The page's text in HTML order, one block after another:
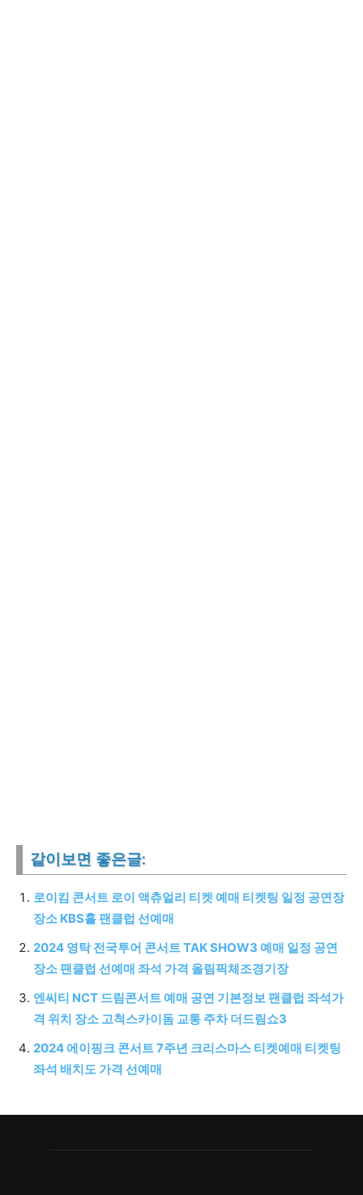
같이보면 좋은글:
로이킴 콘서트 로이 액츄얼리 티켓 예매 티켓팅 일정 공연장
장소 KBS홀 팬클럽 선예매
2024 영탁 전국투어 콘서트 TAK SHOW3 예매 일정 공연
장소 팬클럽 선예매 좌석 가격 올림픽체조경기장
엔씨티 NCT 드림콘서트 예매 공연 기본정보 팬클럽 좌석가
격 위치 장소 고척스카이돔 교통 주차 더드림쇼3
2024 에이핑크 콘서트 7주년 크리스마스 티켓예매 티켓팅
좌석 배치도 가격 선예매